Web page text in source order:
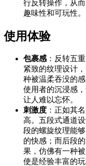
行反转操作，从
趣味性和可玩性。
使用体验
包裹感 ：反转五
紧致的纹理设计
种被温柔吞没的
使用者的沉浸感
让人难以忘怀。
刺激度 ：正如其
高。五段式通道
段的螺旋纹理能
的快感；而后段
果，仿佛有一种
使是经验丰富的